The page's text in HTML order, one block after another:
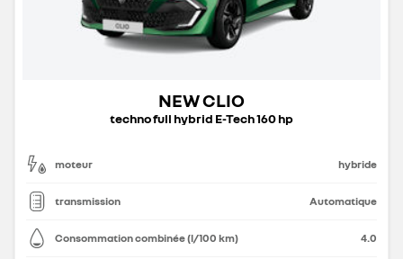
NEW CLIO
techno full hybrid E-Tech 160 hp
moteur hybride
transmission Automatique
Consommation combinée (l/100 km) 4.0